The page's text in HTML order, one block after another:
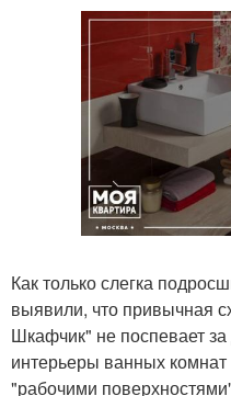
Как только слегка
выявили, что привычная
Шкафчик" не поспевает за
интерьеры ванных
"рабочими